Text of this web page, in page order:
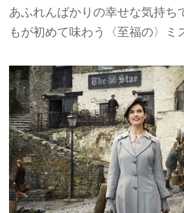
あふれんばかりの幸せな気持ち
もが初めて味わう〈至福の〉ミ